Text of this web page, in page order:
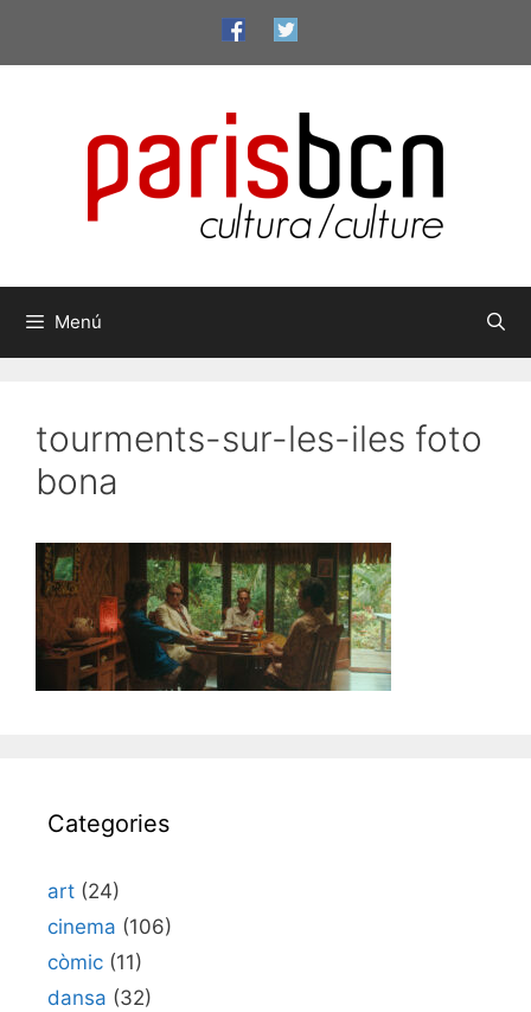
contingut
Menú
tourments-sur-les-iles foto
bona
Categories
art (24)
cinema (106)
còmic (11)
dansa (32)